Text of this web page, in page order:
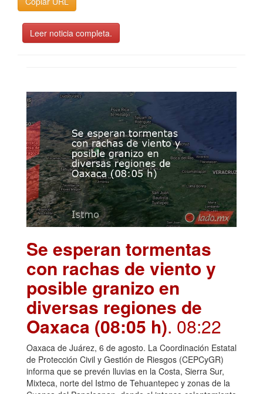
Leer noticia completa.
Se esperan tormentas
con rachas de viento y
posible granizo en
diversas regiones de
Oaxaca (08:05 h). 08:22
Oaxaca de Juárez, 6 de agosto. La Coordinación Estatal
de Protección Civil y Gestión de Riesgos (CEPCyGR)
informa que se prevén lluvias en la Costa, Sierra Sur,
Mixteca, norte del Istmo de Tehuantepec y zonas de la